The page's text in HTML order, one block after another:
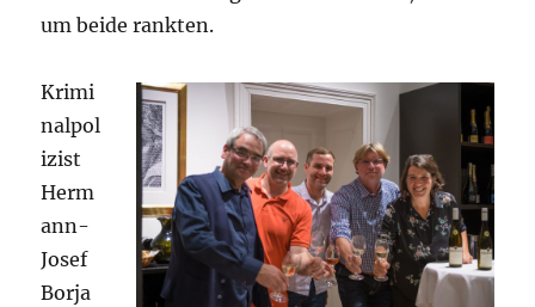
um beide rankten.
Krimi
nalpol
izist
Herm
ann-
Josef
Borja